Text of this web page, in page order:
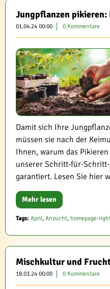
Jungpflanzen pikieren:
01.04.24 00:00 0 Kommentare
Damit sich Ihre
müssen sie nach der
Ihnen, warum das
unserer Schritt-für-
garantiert. Lesen Sie hier
Mehr lesen
Tags: April, Anzucht, homepage-
Mischkultur und
18.03.24 00:00 0 Kommentare